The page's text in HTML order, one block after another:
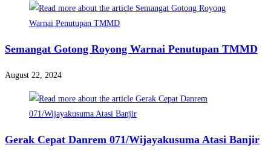
Semangat Gotong Royong Warnai Penutupan TMMD
August 22, 2024
Gerak Cepat Danrem 071/Wijayakusuma Atasi Banjir